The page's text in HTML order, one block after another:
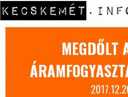
MEGDŐLT